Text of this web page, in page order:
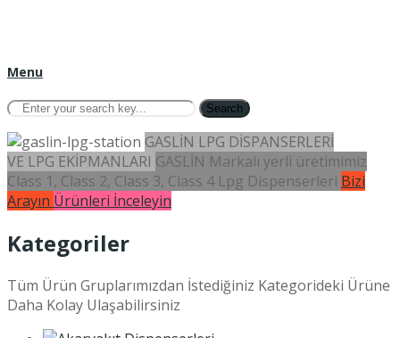
Menu
Search
GASLİN LPG DİSPANSERLERİ
VE LPG EKİPMANLARI GASLİN Markalı yerli üretimimiz
Class 1, Class 2, Class 3, Class 4 Lpg Dispenserleri Bizi
Arayın Ürünleri İnceleyin
Kategoriler
Tüm Ürün Gruplarımızdan İstediğiniz Kategorideki Ürüne
Daha Kolay Ulaşabilirsiniz